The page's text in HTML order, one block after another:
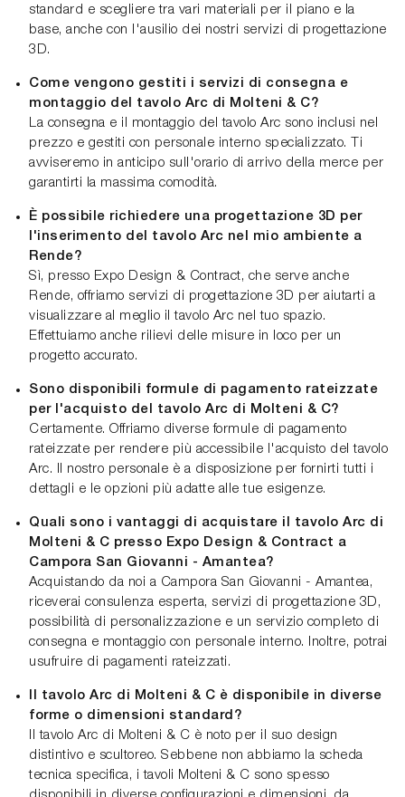
standard e scegliere tra vari materiali per il piano e la
base, anche con l'ausilio dei nostri servizi di progettazione
3D.
Come vengono gestiti i servizi di consegna e
montaggio del tavolo Arc di Molteni & C?
La consegna e il montaggio del tavolo Arc sono inclusi nel
prezzo e gestiti con personale interno specializzato. Ti
avviseremo in anticipo sull'orario di arrivo della merce per
garantirti la massima comodità.
È possibile richiedere una progettazione 3D per
l'inserimento del tavolo Arc nel mio ambiente a
Rende?
Sì, presso Expo Design & Contract, che serve anche
Rende, offriamo servizi di progettazione 3D per aiutarti a
visualizzare al meglio il tavolo Arc nel tuo spazio.
Effettuiamo anche rilievi delle misure in loco per un
progetto accurato.
Sono disponibili formule di pagamento rateizzate
per l'acquisto del tavolo Arc di Molteni & C?
Certamente. Offriamo diverse formule di pagamento
rateizzate per rendere più accessibile l'acquisto del tavolo
Arc. Il nostro personale è a disposizione per fornirti tutti i
dettagli e le opzioni più adatte alle tue esigenze.
Quali sono i vantaggi di acquistare il tavolo Arc di
Molteni & C presso Expo Design & Contract a
Campora San Giovanni - Amantea?
Acquistando da noi a Campora San Giovanni - Amantea,
riceverai consulenza esperta, servizi di progettazione 3D,
possibilità di personalizzazione e un servizio completo di
consegna e montaggio con personale interno. Inoltre, potrai
usufruire di pagamenti rateizzati.
Il tavolo Arc di Molteni & C è disponibile in diverse
forme o dimensioni standard?
Il tavolo Arc di Molteni & C è noto per il suo design
distintivo e scultoreo. Sebbene non abbiamo la scheda
tecnica specifica, i tavoli Molteni & C sono spesso